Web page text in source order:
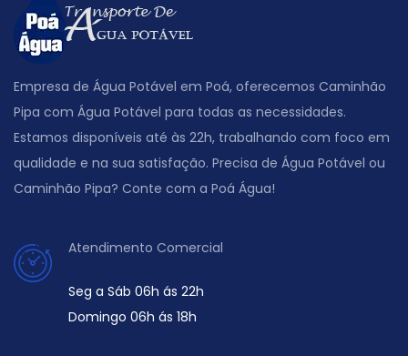
Empresa de Água Potável em Poá, oferecemos Caminhão
Pipa com Água Potável para todas as necessidades.
Estamos disponíveis até às 22h, trabalhando com foco em
qualidade e na sua satisfação. Precisa de Água Potável ou
Caminhão Pipa? Conte com a Poá Água!
Atendimento Comercial
Seg a Sáb 06h ás 22h
Domingo 06h ás 18h